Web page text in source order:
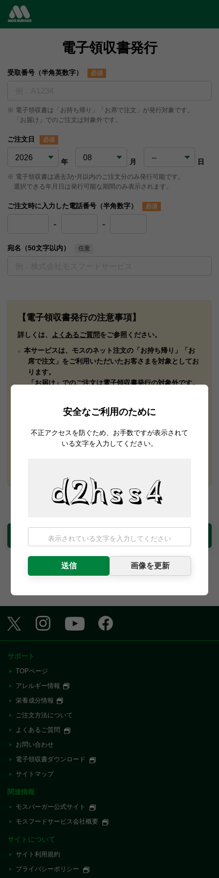
安全なご利用のために
不正アクセスを防ぐため、お手数ですが表示されて
いる文字を入力してください。
送信 画像を更新
電子領収書発行
受取番号（半角英数字） 必須
電子領収書は「お持ち帰り」「お席で注文」が発行対象です。
「お届け」でのご注文は対象外です。
ご注文日 必須
年 月 日
電子領収書は過去3か月以内のご注文分のみ発行可能です。
選択できる年月日は発行可能な期間のみ表示されます。
ご注文時に入力した電話番号（半角数字） 必須
- -
宛名（50文字以内） 任意
【電子領収書発行の注意事項】
詳しくは、 よくあるご質問をご参照ください。
本サービスは、モスのネット注文の「お持ち帰り」「お
席で注文」をご利用いただいたお客さまを対象としてお
ります。
「お届け」でのご注文は電子領収書発行の対象外です。
※店頭でご購入いただいた商品の領収書につきましては
※会員を退会された場合、会員時のご注文情報が削除さ
れるため、電子領収書は発行できません。
【通常のネット注文】
ご注文日の3日後
から発行可能です。（例：4月1日が
ご注文日の場合、4月4日から発行可能です。）
福袋など）】
商品受取期間初日の3日後から発行可能です。（例：1
行可能です。）
※いずれのご注文も、発行可能日から約3か月間お手
ルアドレスへ送信される以下いずれかの件名のメールを
o the shop.
。 / [Order accepted] Thank you for your order.
と一時的に電子領収書を発行できなくなります。その場
合、大変恐れ入りますが、しばらく時間をおいてから再
度ご利用ください。
宛名は50文字までご入力いただけます。ご入力がない場
度でも再発行が可能です。なお、2回目以降に発行され
る電子領収書には「再発行」と表示されます。
必須項目が正しく入力され、該当するご注文情報が確認
できた場合のみ、電子領収書を発行できます。入力内容
い場合は、電子領収書を発行できませんので、あらかじ
めご了承ください。
電子領収書発行の注意事項に同意する
入力内容を確認して次へ
モス
バー
公式X
ト
モス
バー
ガー
モス
バー
ンネ
モス
バー
ガー
サポート
TOPページ
アレルギー情報
栄養成分情報
ご注文方法について
よくあるご質問
お問い合わせ
電子領収書ダウンロード
サイトマップ
関連情報
モスバーガー公式サイト
モスフードサービス会社概要
サイトについて
サイト利用規約
プライバシーポリシー